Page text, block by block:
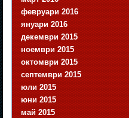
февруари 2016
януари 2016
декември 2015
ноември 2015
октомври 2015
септември 2015
юли 2015
юни 2015
май 2015